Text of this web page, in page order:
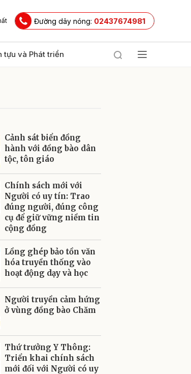
Đường dây nóng: 02437674981
tựu và Phát triển
Cảnh sát biển đồng
hành với đồng bào dân
tộc, tôn giáo
Chính sách mới với
Người có uy tín: Trao
đúng người, đúng công
cụ để giữ vững niềm tin
cộng đồng
Lồng ghép bảo tồn văn
hóa truyền thống vào
hoạt động dạy và học
Người truyền cảm hứng
ở vùng đồng bào Chăm
Thứ trưởng Y Thông:
Triển khai chính sách
mới đối với Người có uy